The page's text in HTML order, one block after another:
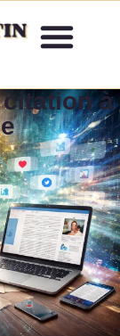
à